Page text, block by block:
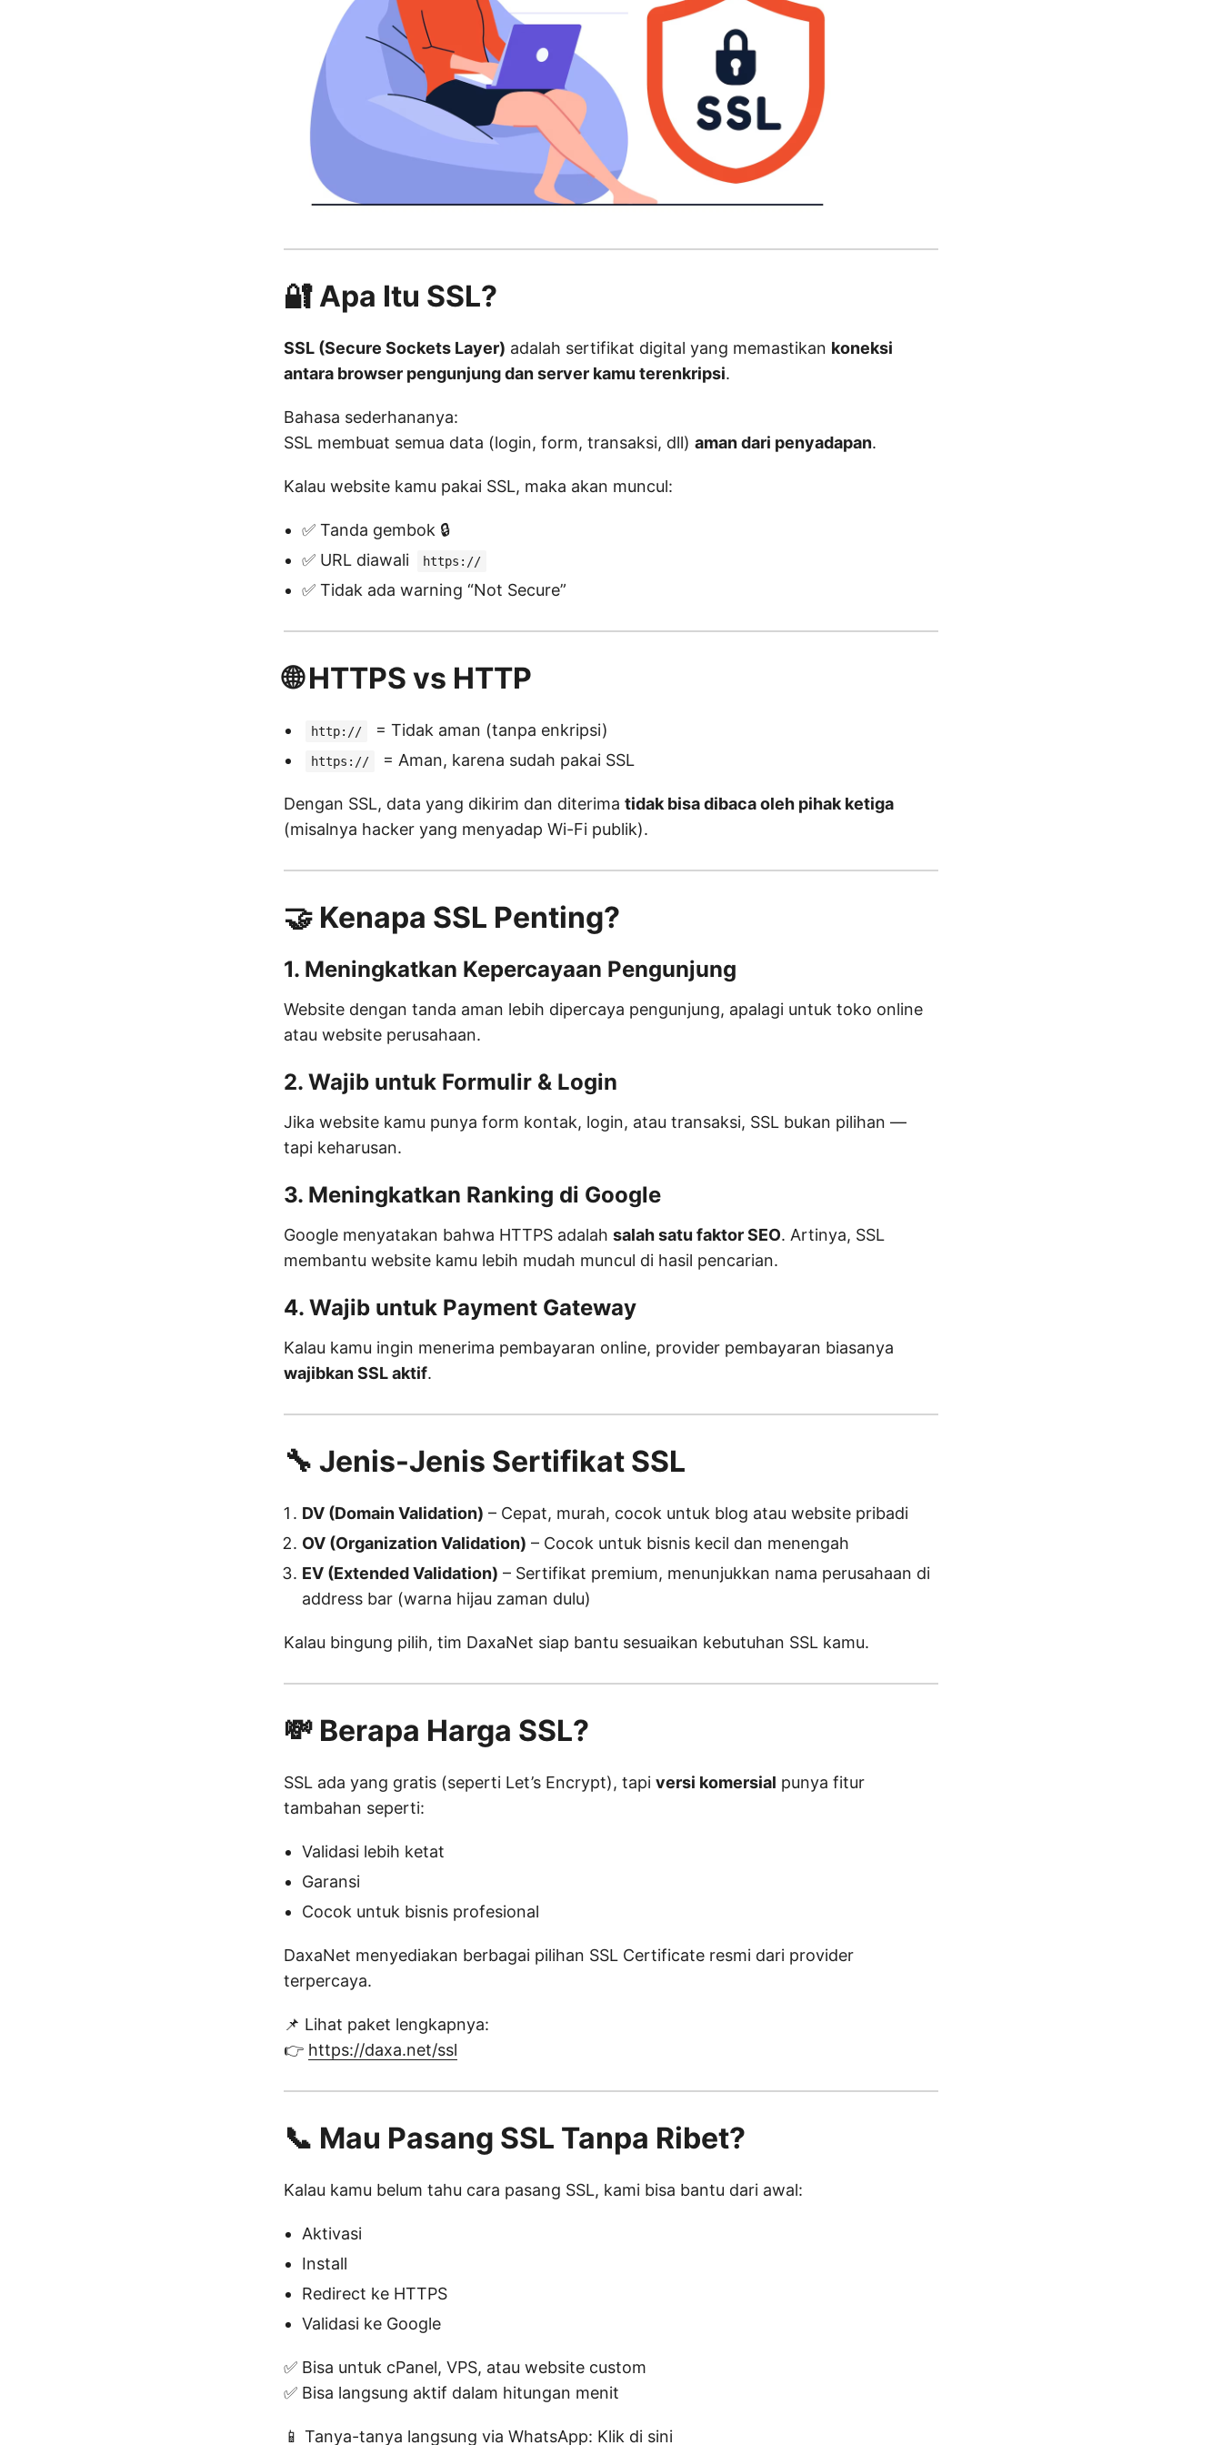
🔐 Apa Itu SSL?
SSL (Secure Sockets Layer) adalah sertifikat digital yang memastikan koneksi
antara browser pengunjung dan server kamu terenkripsi.
Bahasa sederhananya:
SSL membuat semua data (login, form, transaksi, dll) aman dari penyadapan.
Kalau website kamu pakai SSL, maka akan muncul:
✅ Tanda gembok 🔒
✅ URL diawali
https://
✅ Tidak ada warning “Not Secure”
🌐 HTTPS vs HTTP
http:// = Tidak aman (tanpa enkripsi)
https:// = Aman, karena sudah pakai SSL
Dengan SSL, data yang dikirim dan diterima tidak bisa dibaca oleh pihak ketiga
(misalnya hacker yang menyadap Wi-Fi publik).
🤝 Kenapa SSL Penting?
1. Meningkatkan Kepercayaan Pengunjung
Website dengan tanda aman lebih dipercaya pengunjung, apalagi untuk toko online
atau website perusahaan.
2. Wajib untuk Formulir & Login
Jika website kamu punya form kontak, login, atau transaksi, SSL bukan pilihan —
tapi keharusan.
3. Meningkatkan Ranking di Google
Google menyatakan bahwa HTTPS adalah salah satu faktor SEO. Artinya, SSL
membantu website kamu lebih mudah muncul di hasil pencarian.
4. Wajib untuk Payment Gateway
Kalau kamu ingin menerima pembayaran online, provider pembayaran biasanya
wajibkan SSL aktif.
🔧 Jenis-Jenis Sertifikat SSL
DV (Domain Validation) – Cepat, murah, cocok untuk blog atau website pribadi
OV (Organization Validation) – Cocok untuk bisnis kecil dan menengah
EV (Extended Validation) – Sertifikat premium, menunjukkan nama perusahaan di
address bar (warna hijau zaman dulu)
Kalau bingung pilih, tim DaxaNet siap bantu sesuaikan kebutuhan SSL kamu.
💸 Berapa Harga SSL?
SSL ada yang gratis (seperti Let’s Encrypt), tapi versi komersial punya fitur
tambahan seperti:
Validasi lebih ketat
Garansi
Cocok untuk bisnis profesional
DaxaNet menyediakan berbagai pilihan SSL Certificate resmi dari provider
terpercaya.
📌 Lihat paket lengkapnya:
👉 https://daxa.net/ssl
📞 Mau Pasang SSL Tanpa Ribet?
Kalau kamu belum tahu cara pasang SSL, kami bisa bantu dari awal:
Aktivasi
Install
Redirect ke HTTPS
Validasi ke Google
✅ Bisa untuk cPanel, VPS, atau website custom
✅ Bisa langsung aktif dalam hitungan menit
📱 Tanya-tanya langsung via WhatsApp: Klik di sini